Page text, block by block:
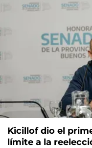
Kicillof dio el
límite a la